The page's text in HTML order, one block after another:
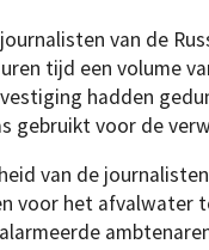
van de
tijd een volume
hadden
gebruikt voor de
van de
voor het afvalwater